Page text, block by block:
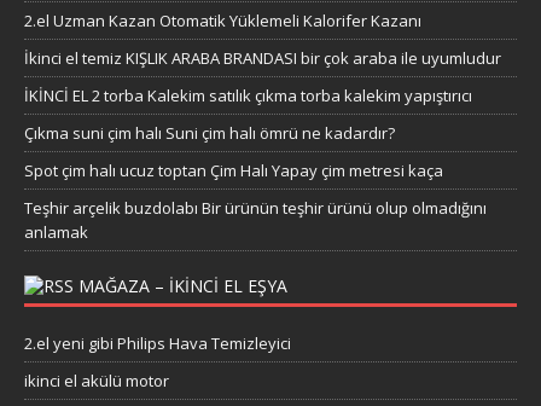
2.el Uzman Kazan Otomatik Yüklemeli Kalorifer Kazanı
İkinci el temiz KIŞLIK ARABA BRANDASI bir çok araba ile uyumludur
İKİNCİ EL 2 torba Kalekim satılık çıkma torba kalekim yapıştırıcı
Çıkma suni çim halı Suni çim halı ömrü ne kadardır?
Spot çim halı ucuz toptan Çim Halı Yapay çim metresi kaça
Teşhir arçelik buzdolabı Bir ürünün teşhir ürünü olup olmadığını
anlamak
MAĞAZA – IKINCI EL EŞYA
2.el yeni gibi Philips Hava Temizleyici
ikinci el akülü motor